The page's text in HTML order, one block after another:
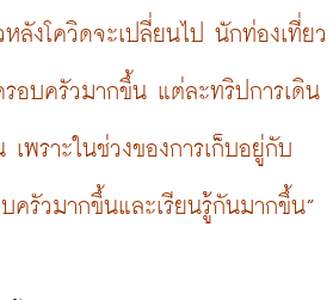
หลังโควิดจะเปลี่ยนไป นักท่องเที่ยว
อบครัวมากขึ้น แต่ละทริปการเดิน
พราะในช่วงของการเก็บอยู่กับ
ครัวมากขึ้นและเรียนรู้กันมากขึ้น”